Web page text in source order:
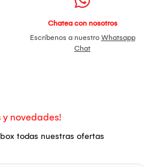
Chatea con nosotros
Escríbenos a nuestro Whatsapp
Chat
y novedades!
todas nuestras ofertas